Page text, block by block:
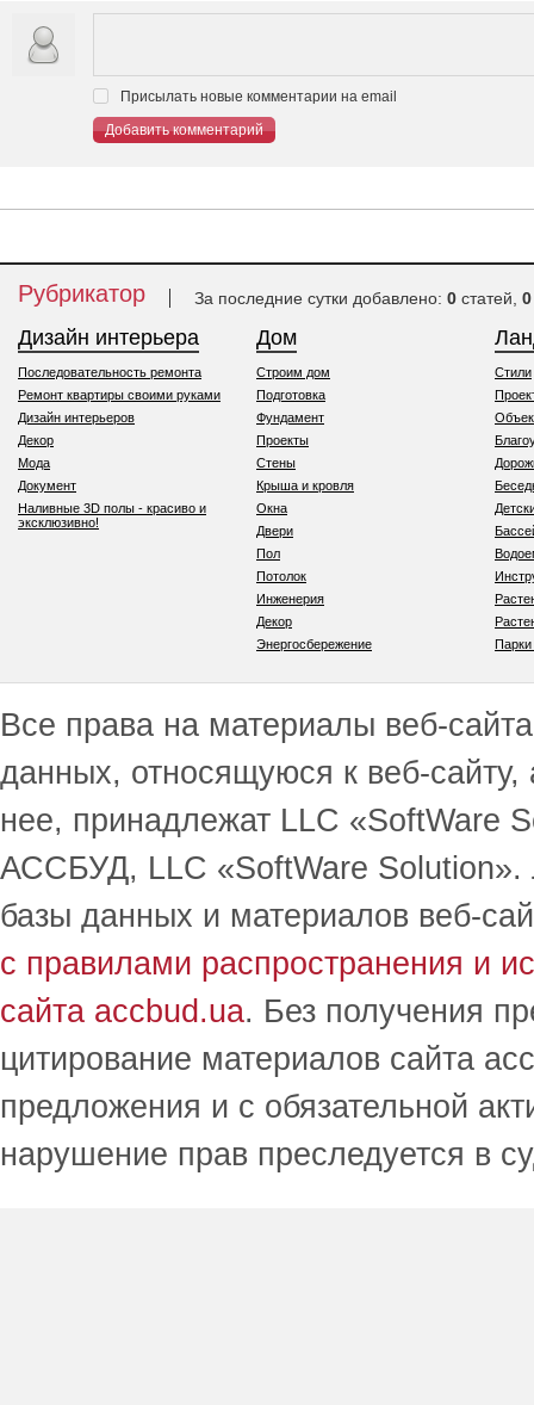
Присылать новые комментарии на email
Добавить комментарий
Рубрикатор За последние сутки добавлено: 0 статей, 0
Дизайн интерьера
Последовательность ремонта
Ремонт квартиры своими руками
Дизайн интерьеров
Декор
Мода
Документ
Наливные 3D полы - красиво и
эксклюзивно!
Дом
Строим дом
Подготовка
Фундамент
Проекты
Стены
Крыша и кровля
Окна
Двери
Пол
Потолок
Инженерия
Декор
Энергосбережение
Стили
Все права на материалы веб-
данных, относящуюся к веб-
нее, принадлежат LLC
АССБУД, LLC «SoftWare Solution».
базы данных и материалов веб-
с правилами распространения и
сайта accbud.ua. Без получения
цитирование материалов сайта
предложения и с обязательной
нарушение прав преследуется в